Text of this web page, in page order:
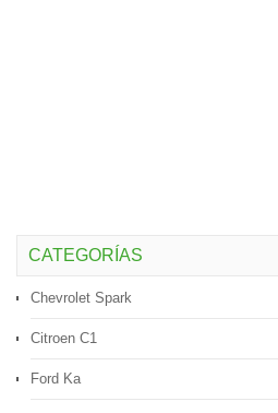
CATEGORÍAS
Chevrolet Spark
Citroen C1
Ford Ka